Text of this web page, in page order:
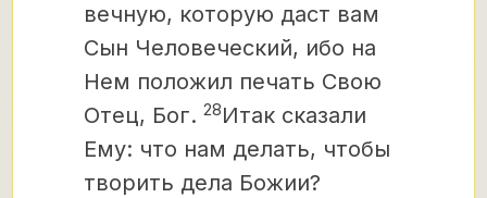
вечную, которую даст вам
Сын Человеческий, ибо на
Нем положил печать Свою
Отец, Бог. 28Итак сказали
Ему: что нам делать, чтобы
творить дела Божии?